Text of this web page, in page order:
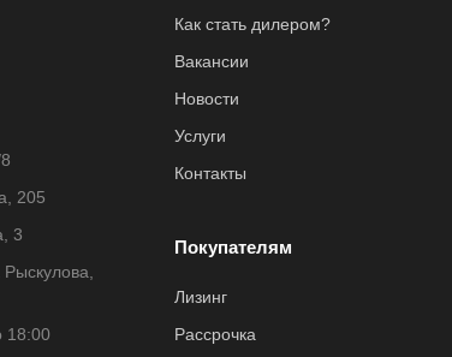
205
3
18:00
Как стать дилером?
Вакансии
Новости
Услуги
Контакты
Покупателям
Лизинг
Рассрочка